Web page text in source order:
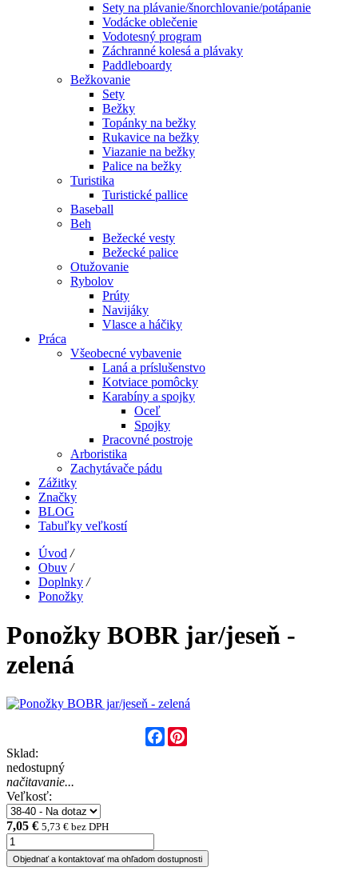
Sety na plávanie/šnorchlovanie/potápanie
Vodácke oblečenie
Vodotesný program
Záchranné kolesá a plávaky
Paddleboardy
Bežkovanie
Sety
Bežky
Topánky na bežky
Rukavice na bežky
Viazanie na bežky
Palice na bežky
Turistika
Turistické pallice
Baseball
Beh
Bežecké vesty
Bežecké palice
Otužovanie
Rybolov
Prúty
Navijáky
Vlasce a háčiky
Práca
Všeobecné vybavenie
Laná a príslušenstvo
Kotviace pomôcky
Karabíny a spojky
Oceľ
Spojky
Pracovné postroje
Arboristika
Zachytávače pádu
Zážitky
Značky
BLOG
Tabuľky veľkostí
Úvod /
Obuv /
Doplnky /
Ponožky
Ponožky BOBR jar/jeseň -
zelená
Facebook
Sklad:
nedostupný
načitavanie...
Veľkosť:
7,05 € 5,73 € bez DPH
Objednať a kontaktovať ma ohľadom dostupnosti